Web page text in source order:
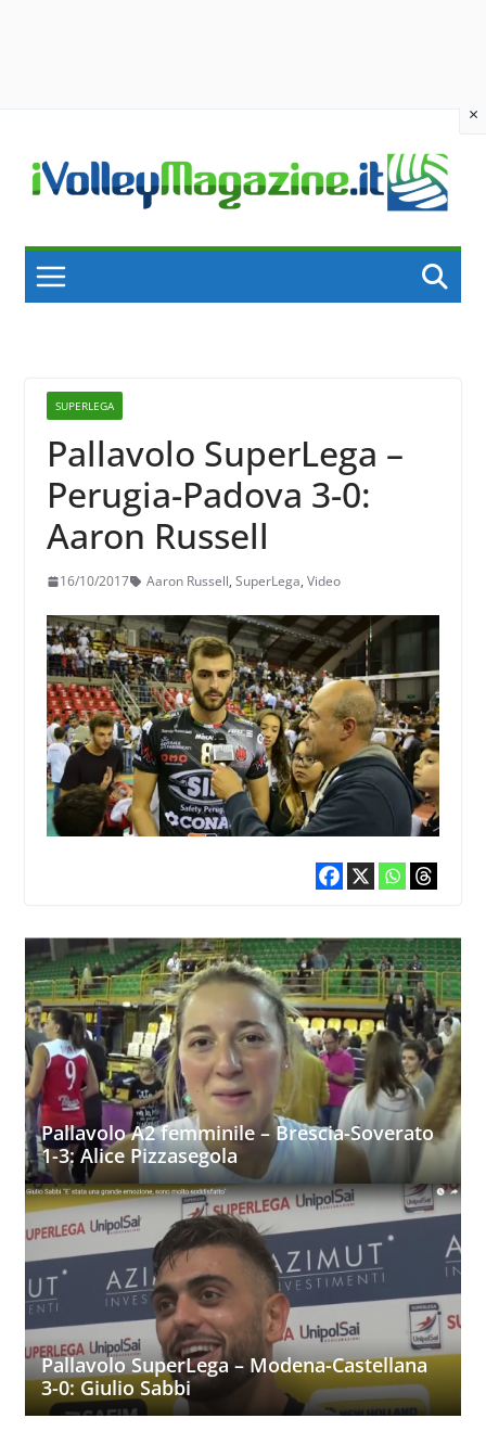
×
content
SUPERLEGA
Pallavolo SuperLega –
Perugia-Padova 3-0:
Aaron Russell
16/10/2017 Aaron Russell, SuperLega, Video
Pallavolo A2 femminile – Brescia-Soverato
1-3: Alice Pizzasegola
Pallavolo SuperLega – Modena-Castellana
3-0: Giulio Sabbi